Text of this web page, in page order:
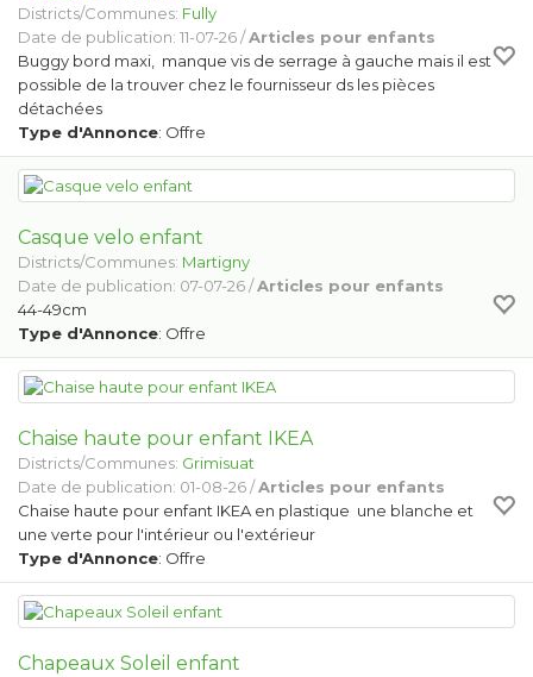
Districts/Communes: Fully
Date de publication: 11-07-26 /Articles pour enfants
Buggy bord maxi, manque vis de serrage à gauche mais il est
possible de la trouver chez le fournisseur ds les pièces
détachées
Type d'Annonce: Offre
Casque velo enfant
Districts/Communes: Martigny
Date de publication: 07-07-26 /Articles pour enfants
44-49cm
Type d'Annonce: Offre
Chaise haute pour enfant IKEA
Districts/Communes: Grimisuat
Date de publication: 01-08-26 /Articles pour enfants
Chaise haute pour enfant IKEA en plastique une blanche et
une verte pour l'intérieur ou l'extérieur
Type d'Annonce: Offre
Chapeaux Soleil enfant